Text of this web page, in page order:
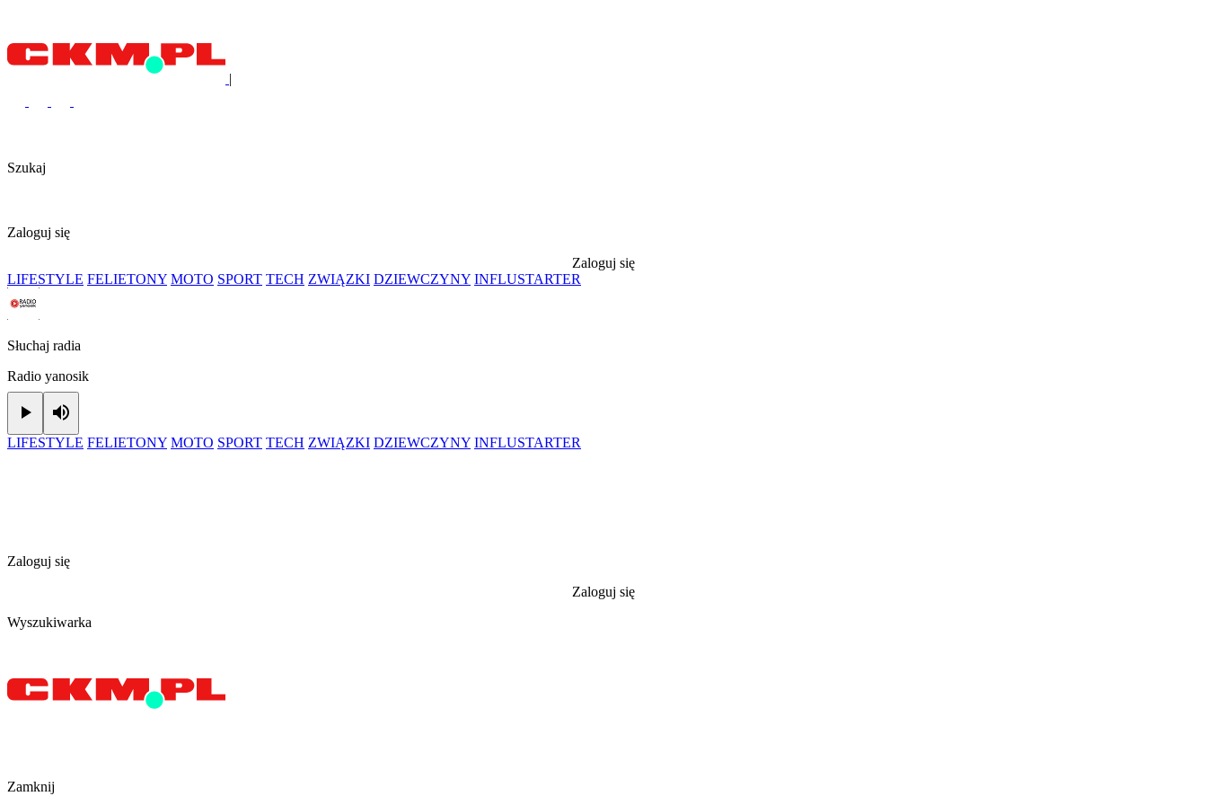
|
Szukaj
Zaloguj się
Zaloguj się
LIFESTYLE FELIETONY MOTO SPORT TECH ZWIĄZKI DZIEWCZYNY INFLUSTARTER
Słuchaj radia
Radio yanosik
Play
LIFESTYLE FELIETONY MOTO SPORT TECH ZWIĄZKI DZIEWCZYNY INFLUSTARTER
Zaloguj się
Zaloguj się
Wyszukiwarka
Zamknij